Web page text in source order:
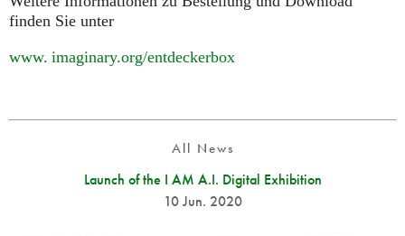
finden Sie unter
www. imaginary.org/entdeckerbox
All News
Launch of the I AM A.I. Digital Exhibition
10 Jun. 2020